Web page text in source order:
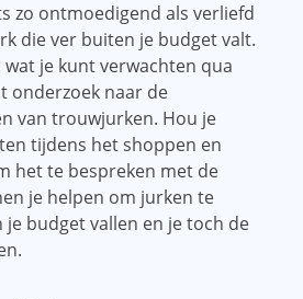
zo ontmoedigend als verliefd
die ver buiten je budget valt.
wat je kunt verwachten qua
onderzoek naar de
van trouwjurken. Hou je
tijdens het shoppen en
het te bespreken met de
je helpen om jurken te
budget vallen en je toch de